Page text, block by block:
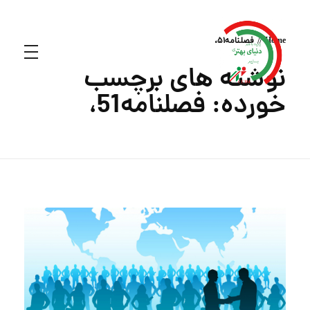
Home فصلنامه51،
نوشته های برچسب
خورده: فصلنامه51،